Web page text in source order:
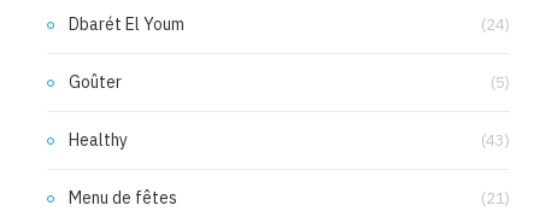
Dbarét El Youm (24)
Goûter (5)
Healthy (43)
Menu de fêtes (21)